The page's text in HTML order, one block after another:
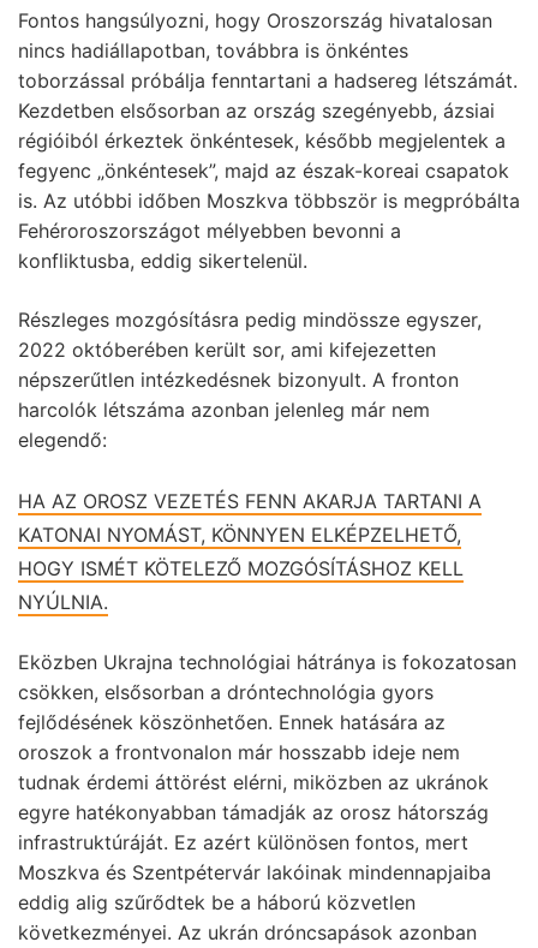
Fontos hangsúlyozni, hogy Oroszország hivatalosan
nincs hadiállapotban, továbbra is önkéntes
toborzással próbálja fenntartani a hadsereg létszámát.
Kezdetben elsősorban az ország szegényebb, ázsiai
régióiból érkeztek önkéntesek, később megjelentek a
fegyenc „önkéntesek”, majd az észak-koreai csapatok
is. Az utóbbi időben Moszkva többször is megpróbálta
Fehéroroszországot mélyebben bevonni a
konfliktusba, eddig sikertelenül.
Részleges mozgósításra pedig mindössze egyszer,
2022 októberében került sor, ami kifejezetten
népszerűtlen intézkedésnek bizonyult. A fronton
harcolók létszáma azonban jelenleg már nem
elegendő:
HA AZ OROSZ VEZETÉS FENN AKARJA TARTANI A
KATONAI NYOMÁST, KÖNNYEN ELKÉPZELHETŐ,
HOGY ISMÉT KÖTELEZŐ MOZGÓSÍTÁSHOZ KELL
NYÚLNIA.
Eközben Ukrajna technológiai hátránya is fokozatosan
csökken, elsősorban a dróntechnológia gyors
fejlődésének köszönhetően. Ennek hatására az
oroszok a frontvonalon már hosszabb ideje nem
tudnak érdemi áttörést elérni, miközben az ukránok
egyre hatékonyabban támadják az orosz hátország
infrastruktúráját. Ez azért különösen fontos, mert
Moszkva és Szentpétervár lakóinak mindennapjaiba
eddig alig szűrődtek be a háború közvetlen
következményei. Az ukrán dróncsapások azonban